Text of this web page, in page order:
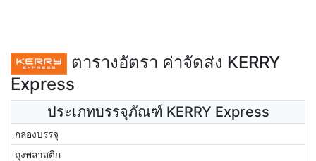
ตารางอัตรา ค่าจัดส่ง KERRY
Express
ประเภทบรรจุภัณฑ์ KERRY Express
กล่องบรรจุ
ถุงพลาสติก